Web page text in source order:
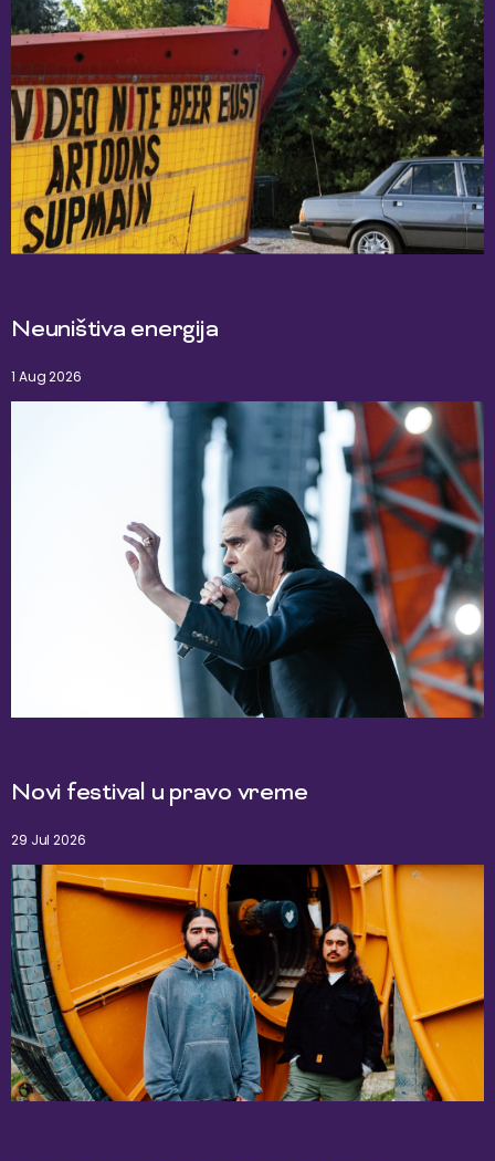
Neuništiva energija
1 Aug 2026
Novi festival u pravo vreme
29 Jul 2026